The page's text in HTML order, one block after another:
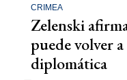
CRIMEA
Zelenski
puede volver
diplomática